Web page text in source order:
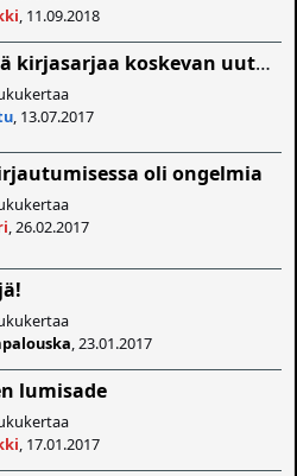
, 11.09.2018
Voinko lisätä kirjasarjaa koskevan uutisen?
, 13.07.2017
oli ongelmia
, 26.02.2017
, 23.01.2017
lumisade
, 17.01.2017